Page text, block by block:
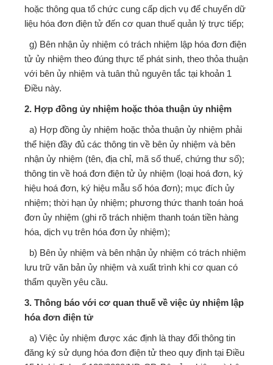
hoặc thông qua tổ chức cung cấp dịch vụ để chuyển dữ
liệu hóa đơn điện tử đến cơ quan thuế quản lý trực tiếp;
g) Bên nhận ủy nhiệm có trách nhiệm lập hóa đơn điện
tử ủy nhiệm theo đúng thực tế phát sinh, theo thỏa thuận
với bên ủy nhiệm và tuân thủ nguyên tắc tại khoản 1
Điều này.
2. Hợp đồng ủy nhiệm hoặc thỏa thuận ủy nhiệm
a) Hợp đồng ủy nhiệm hoặc thỏa thuận ủy nhiệm phải
thể hiện đầy đủ các thông tin về bên ủy nhiệm và bên
nhận ủy nhiệm (tên, địa chỉ, mã số thuế, chứng thư số);
thông tin về hoá đơn điện tử ủy nhiệm (loại hoá đơn, ký
hiệu hoá đơn, ký hiệu mẫu số hóa đơn); mục đích ủy
nhiệm; thời hạn ủy nhiệm; phương thức thanh toán hoá
đơn ủy nhiệm (ghi rõ trách nhiệm thanh toán tiền hàng
hóa, dịch vụ trên hóa đơn ủy nhiệm);
b) Bên ủy nhiệm và bên nhận ủy nhiệm có trách nhiệm
lưu trữ văn bản ủy nhiệm và xuất trình khi cơ quan có
thẩm quyền yêu cầu.
3. Thông báo với cơ quan thuế về việc ủy nhiệm lập
hóa đơn điện tử
a) Việc ủy nhiệm được xác định là thay đổi thông tin
đăng ký sử dụng hóa đơn điện tử theo quy định tại Điều